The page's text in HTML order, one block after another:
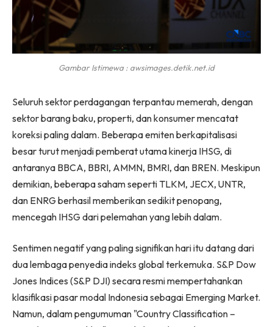
Gambar Istimewa : awsimages.detik.net.id
Seluruh sektor perdagangan terpantau memerah, dengan
sektor barang baku, properti, dan konsumer mencatat
koreksi paling dalam. Beberapa emiten berkapitalisasi
besar turut menjadi pemberat utama kinerja IHSG, di
antaranya BBCA, BBRI, AMMN, BMRI, dan BREN. Meskipun
demikian, beberapa saham seperti TLKM, JECX, UNTR,
dan ENRG berhasil memberikan sedikit penopang,
mencegah IHSG dari pelemahan yang lebih dalam.
Sentimen negatif yang paling signifikan hari itu datang dari
dua lembaga penyedia indeks global terkemuka. S&P Dow
Jones Indices (S&P DJI) secara resmi mempertahankan
klasifikasi pasar modal Indonesia sebagai Emerging Market.
Namun, dalam pengumuman "Country Classification –